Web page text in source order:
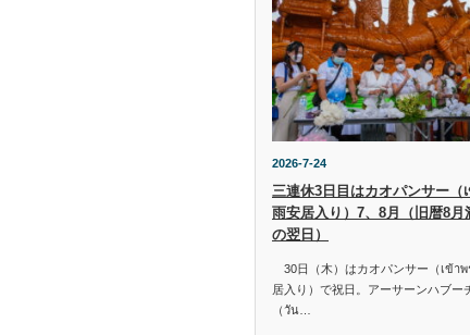
2026-7-24
三連休3日目はカオパンサー（
雨安居入り）7、8月（旧暦8月
の翌日）
30日（木）はカオパンサー（เข้าพ
居入り）で祝日。アーサーンハブー
（วัน…